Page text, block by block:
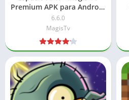
Premium APK para Android
y Smart TV
6.6.0
MagisTv